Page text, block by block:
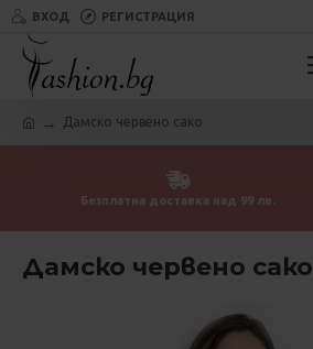
ВХОД РЕГИСТРАЦИЯ
Дамско червено сако
Безплатна доставка над 99 лв.
Дамско червено сако